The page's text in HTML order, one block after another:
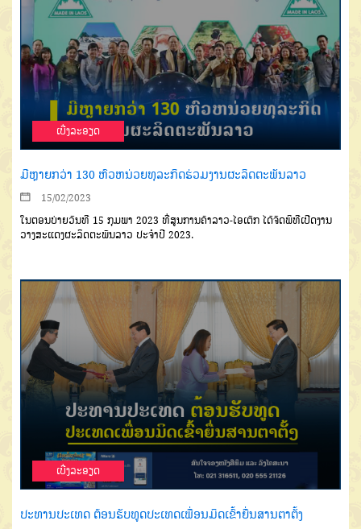
ເບີ່ງລະອຽດ
ມີຫຼາຍກວ່າ 130 ຫົວຫນ່ວຍທຸລະກິດຮ່ວມງານຜະລິດຕະພັນລາວ
15/02/2023
ໃນຕອນບ່າຍວັນທີ 15 ກຸມພາ 2023 ທີ່ສູນການຄ້າລາວ-ໄອເຕັກ ໄດ້ຈັດພິທີເປີດງານ
ວາງສະແດງຜະລິດຕະພັນລາວ ປະຈໍາປີ 2023.
ເບີ່ງລະອຽດ
ປະທານປະເທດ ຕ້ອນຮັບທູດປະເທດເພື່ອນມິດເຂົ້າຍື່ນສານຕາຕັ້ງ